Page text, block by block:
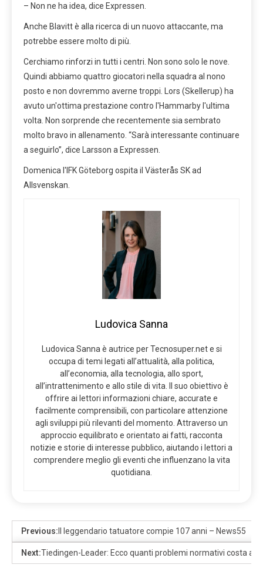
– Non ne ha idea, dice Expressen.
Anche Blavitt è alla ricerca di un nuovo attaccante, ma
potrebbe essere molto di più.
Cerchiamo rinforzi in tutti i centri. Non sono solo le nove.
Quindi abbiamo quattro giocatori nella squadra al nono
posto e non dovremmo averne troppi. Lors (Skellerup) ha
avuto un'ottima prestazione contro l'Hammarby l'ultima
volta. Non sorprende che recentemente sia sembrato
molto bravo in allenamento. “Sarà interessante continuare
a seguirlo”, dice Larsson a Expressen.
Domenica l'IFK Göteborg ospita il Västerås SK ad
Allsvenskan.
Ludovica Sanna
Ludovica Sanna è autrice per Tecnosuper.net e si
occupa di temi legati all’attualità, alla politica,
all’economia, alla tecnologia, allo sport,
all’intrattenimento e allo stile di vita. Il suo obiettivo è
offrire ai lettori informazioni chiare, accurate e
facilmente comprensibili, con particolare attenzione
agli sviluppi più rilevanti del momento. Attraverso un
approccio equilibrato e orientato ai fatti, racconta
notizie e storie di interesse pubblico, aiutando i lettori a
comprendere meglio gli eventi che influenzano la vita
quotidiana.
Previous: Il leggendario tatuatore compie 107 anni – News55
Next:Tiedingen-Leader: Ecco quanti problemi normativi costa